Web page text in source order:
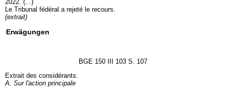
2022. (...)
Le Tribunal fédéral a rejeté le recours.
(extrait)
Erwägungen
BGE 150 III 103 S. 107
Extrait des considérants:
A. Sur l'action principale